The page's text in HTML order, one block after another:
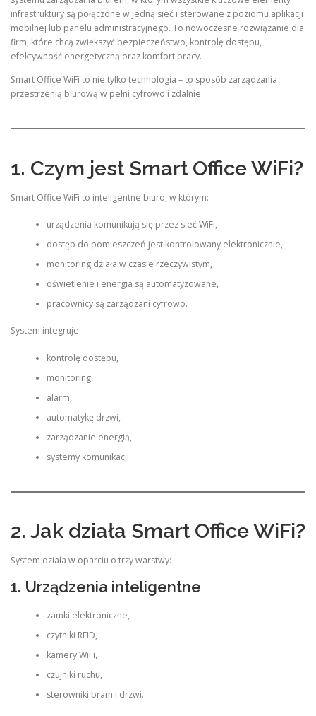
infrastruktury są połączone w jedną sieć i sterowane z poziomu aplikacji
mobilnej lub panelu administracyjnego. To nowoczesne rozwiązanie dla
firm, które chcą zwiększyć bezpieczeństwo, kontrolę dostępu,
efektywność energetyczną oraz komfort pracy.
Smart Office WiFi to nie tylko technologia – to sposób zarządzania
przestrzenią biurową w pełni cyfrowo i zdalnie.
1. Czym jest Smart Office WiFi?
Smart Office WiFi to inteligentne biuro, w którym:
urządzenia komunikują się przez sieć WiFi,
dostęp do pomieszczeń jest kontrolowany elektronicznie,
monitoring działa w czasie rzeczywistym,
oświetlenie i energia są automatyzowane,
pracownicy są zarządzani cyfrowo.
System integruje:
kontrolę dostępu,
monitoring,
alarm,
automatykę drzwi,
zarządzanie energią,
systemy komunikacji.
2. Jak działa Smart Office WiFi?
System działa w oparciu o trzy warstwy:
1. Urządzenia inteligentne
zamki elektroniczne,
czytniki RFID,
kamery WiFi,
czujniki ruchu,
sterowniki bram i drzwi.